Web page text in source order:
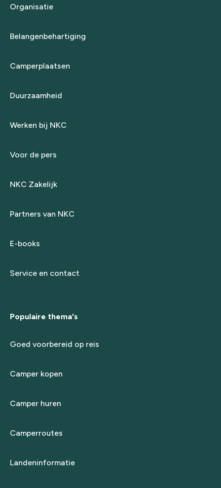
Organisatie
Belangenbehartiging
Camperplaatsen
Duurzaamheid
Werken bij NKC
Voor de pers
NKC Zakelijk
Partners van NKC
E-books
Service en contact
Populaire thema's
Goed voorbereid op reis
Camper kopen
Camper huren
Camperroutes
Landeninformatie